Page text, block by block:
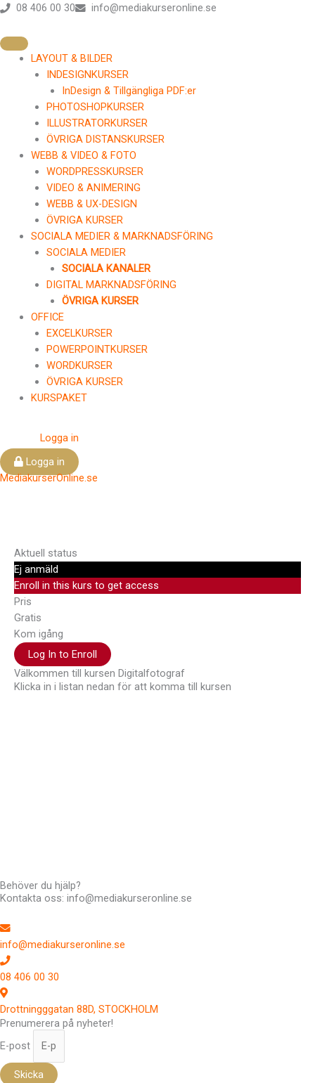
Hoppa
innehåll
08 406 00 30 info@mediakurseronline.se
LAYOUT & BILDER
INDESIGNKURSER
InDesign & Tillgängliga PDF:er
PHOTOSHOPKURSER
ILLUSTRATORKURSER
ÖVRIGA DISTANSKURSER
WEBB & VIDEO & FOTO
WORDPRESSKURSER
VIDEO & ANIMERING
WEBB & UX-DESIGN
ÖVRIGA KURSER
SOCIALA MEDIER & MARKNADSFÖRING
SOCIALA MEDIER
SOCIALA KANALER
DIGITAL MARKNADSFÖRING
ÖVRIGA KURSER
OFFICE
EXCELKURSER
POWERPOINTKURSER
WORDKURSER
ÖVRIGA KURSER
KURSPAKET
Logga in
Logga in
MediakurserOnline.se
Aktuell status
Ej anmäld
Enroll in this kurs to get access
Pris
Gratis
Kom igång
Log In to Enroll
Välkommen till kursen Digitalfotograf
Klicka in i listan nedan för att komma till kursen
Behöver du hjälp?
Kontakta oss: info@mediakurseronline.se
info@mediakurseronline.se
08 406 00 30
Drottningggatan 88D, STOCKHOLM
Prenumerera på nyheter!
E-post
Skicka